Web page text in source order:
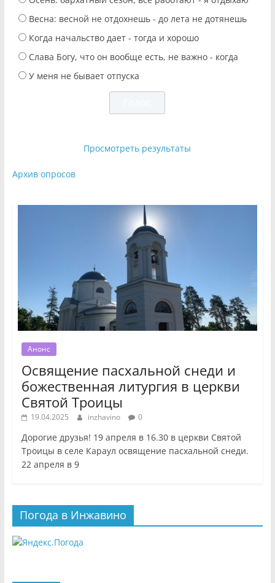
Весна: весной не отдохнешь - до лета не дотянешь
Когда начальство дает - тогда и хорошо
Слава Богу, что он вообще есть, не важно - когда
У меня не бывает отпуска
Просмотреть результаты
Архив опросов
Анонс
Освящение пасхальной снеди и
божественная литургия в церкви
Святой Троицы
19.04.2025 inzhavino 0
Дорогие друзья! 19 апреля в 16.30 в церкви Святой
Троицы в селе Караул освящение пасхальной снеди.
22 апреля в 9
Погода в Инжавино